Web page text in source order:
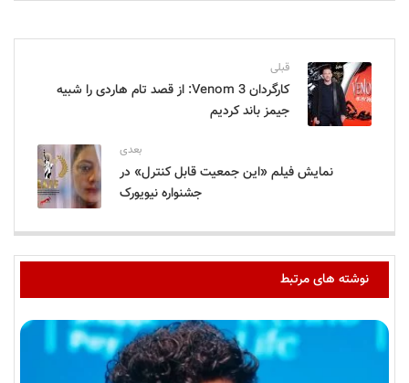
قبلی
کارگردان Venom 3: از قصد تام هاردی را شبیه
جیمز باند کردیم
بعدی
نمایش فیلم «این جمعیت قابل کنترل» در
جشنواره نیویورک
نوشته های مرتبط